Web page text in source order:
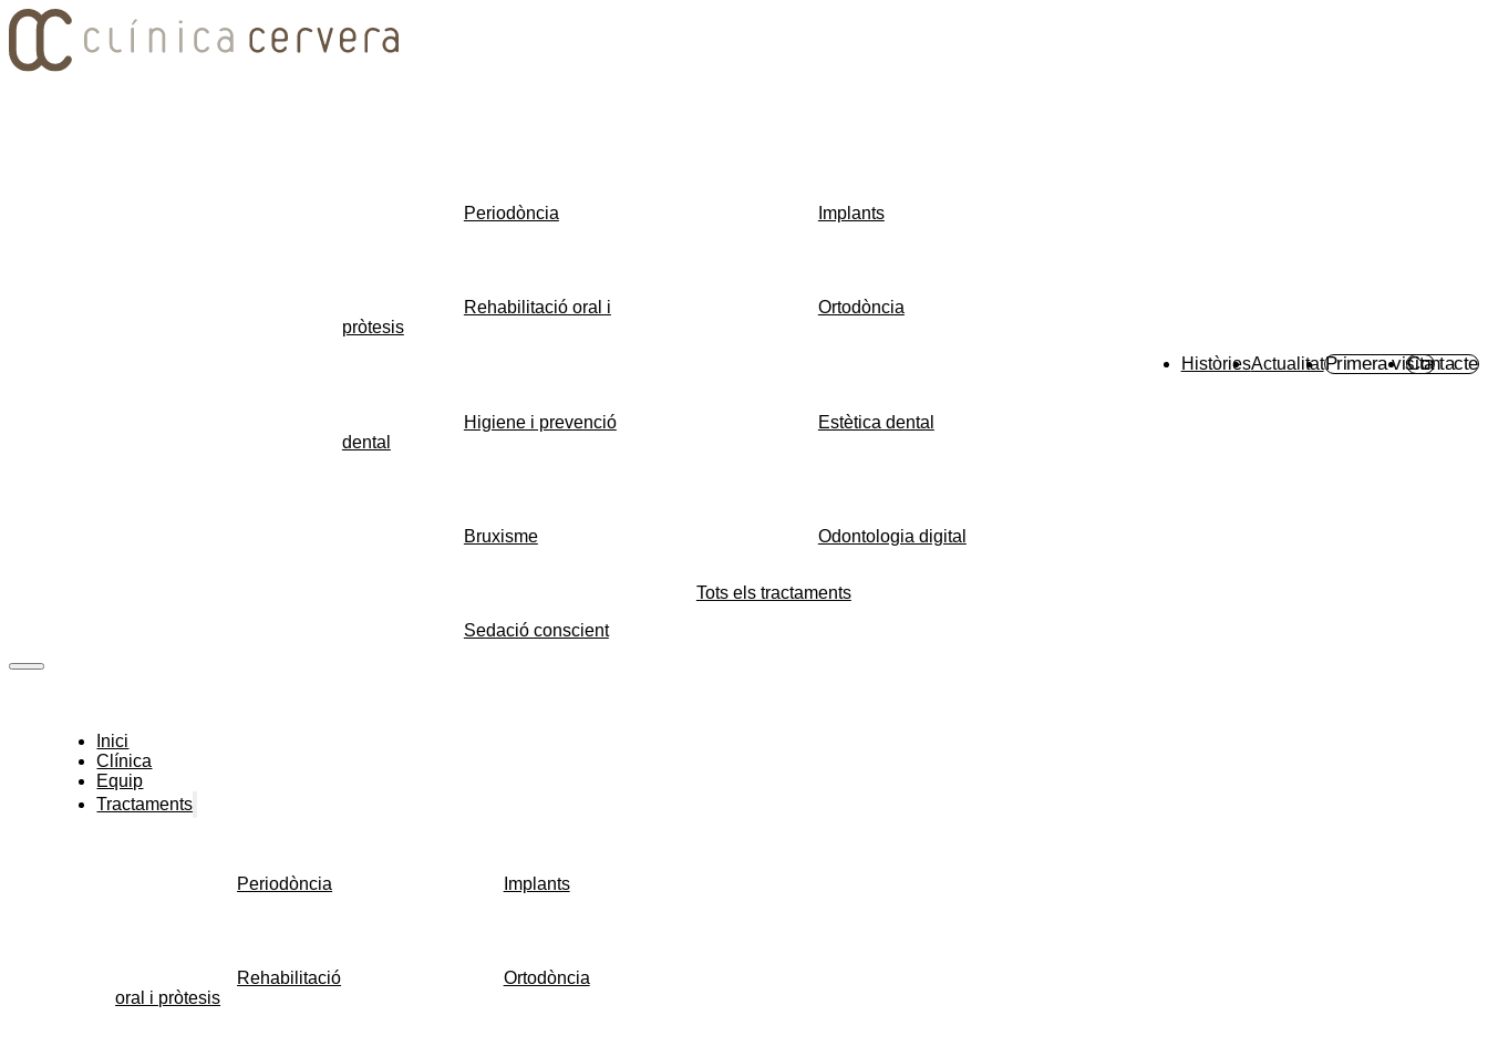
Periodòncia Implants
Rehabilitació oral i
pròtesis
Ortodòncia
Higiene i prevenció
dental
Estètica dental
Bruxisme Odontologia digital
Sedació conscient
Tots els tractaments
HistòriesActualitatPrimera visitaContacte
Inici
Clínica
Equip
Tractaments
Periodòncia Implants
Rehabilitació
oral i pròtesis
Ortodòncia